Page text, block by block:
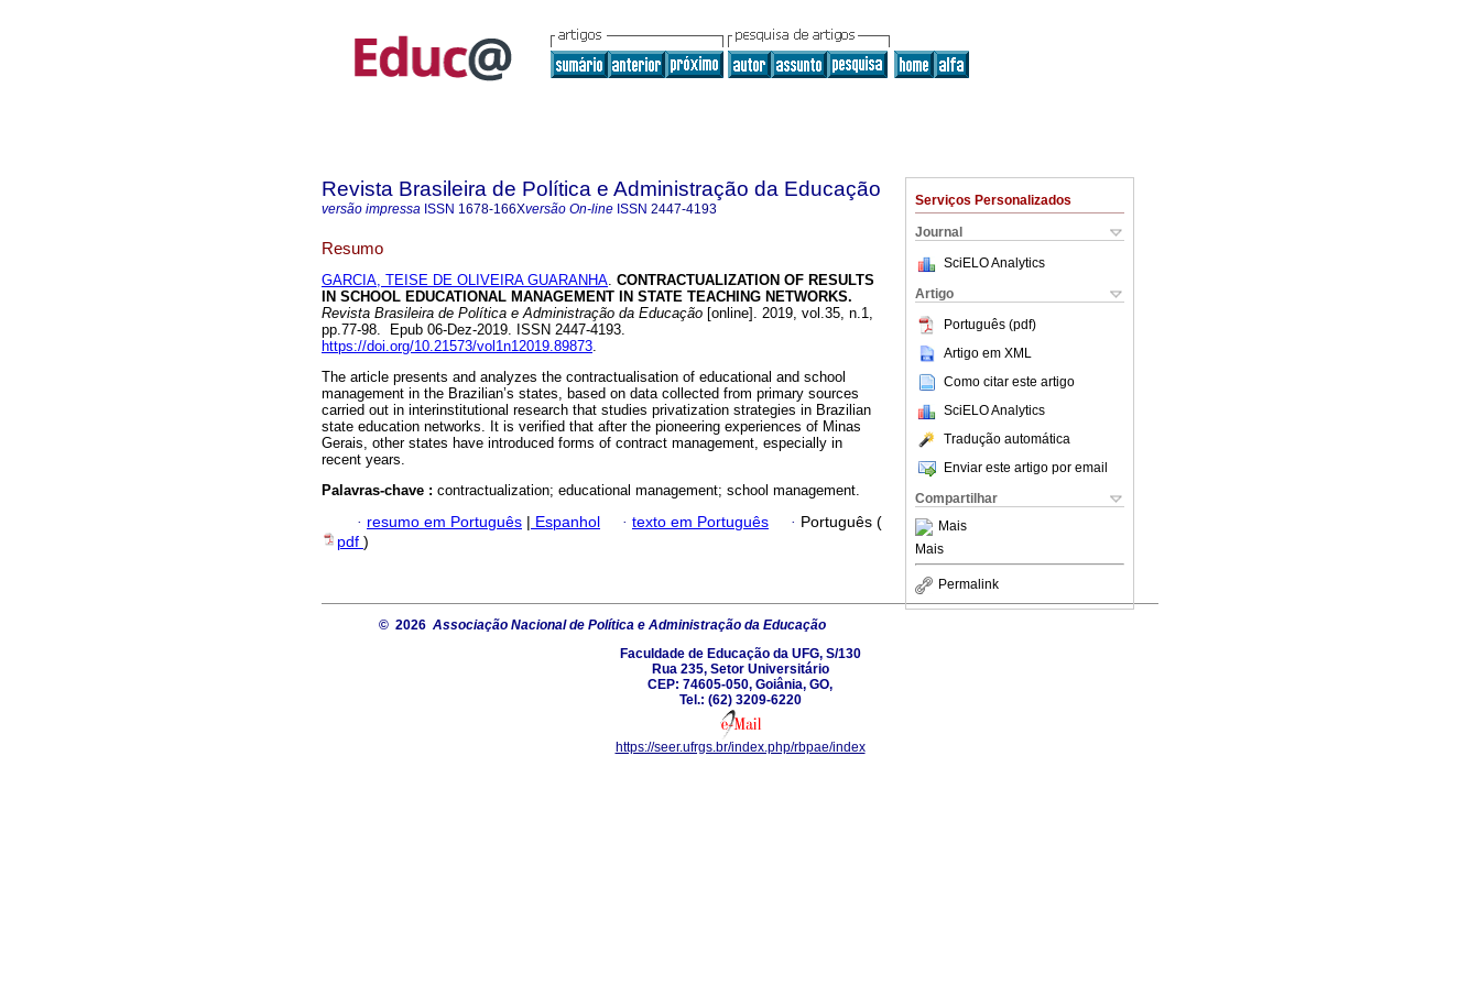
Serviços Personalizados
Journal
SciELO Analytics
Artigo
Português (pdf)
Artigo em XML
Como citar este artigo
SciELO Analytics
Tradução automática
Enviar este artigo por email
Compartilhar
Mais
Mais
Permalink
Revista Brasileira de Política e Administração da Educação
versão impressa ISSN 1678-166Xversão On-line ISSN 2447-4193
Resumo
GARCIA, TEISE DE OLIVEIRA GUARANHA. CONTRACTUALIZATION OF RESULTS
IN SCHOOL EDUCATIONAL MANAGEMENT IN STATE TEACHING NETWORKS.
Revista Brasileira de Política e Administração da Educação [online]. 2019, vol.35, n.1,
pp.77-98. Epub 06-Dez-2019. ISSN 2447-4193.
https://doi.org/10.21573/vol1n12019.89873.
The article presents and analyzes the contractualisation of educational and school
management in the Brazilian’s states, based on data collected from primary sources
carried out in interinstitutional research that studies privatization strategies in Brazilian
state education networks. It is verified that after the pioneering experiences of Minas
Gerais, other states have introduced forms of contract management, especially in
recent years.
Palavras-chave : contractualization; educational management; school management.
· resumo em Português | Espanhol · texto em Português · Português (
pdf )
© 2026 Associação Nacional de Política e Administração da Educação
Faculdade de Educação da UFG, S/130
Rua 235, Setor Universitário
CEP: 74605-050, Goiânia, GO,
Tel.: (62) 3209-6220
https://seer.ufrgs.br/index.php/rbpae/index